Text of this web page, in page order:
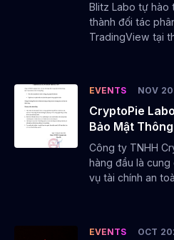
Dinh Huy Tuan
Blitz Labo tự hào
thành đối tác
TradingView tại
EVENTS NOV
CryptoPie
Bảo Mật
Công ty TNHH
hàng đầu là
vụ tài chính an
EVENTS OCT